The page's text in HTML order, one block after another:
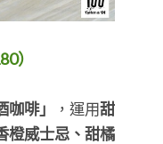
）
咖啡」 ，運用甜
橙威士忌、甜橘